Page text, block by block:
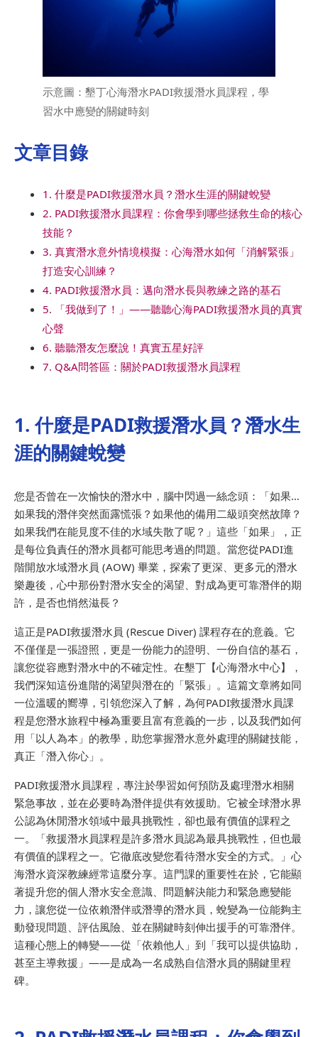
示意圖：墾丁心海潛水PADI救援潛水員課程，學
習水中應變的關鍵時刻
文章目錄
1. 什麼是PADI救援潛水員？潛水生涯的關鍵蛻變
2. PADI救援潛水員課程：你會學到哪些拯救生命的核心
技能？
3. 真實潛水意外情境模擬：心海潛水如何「消解緊張」
打造安心訓練？
4. PADI救援潛水員：邁向潛水長與教練之路的基石
5. 「我做到了！」——聽聽心海PADI救援潛水員的真實
心聲
6. 聽聽潛友怎麼說！真實五星好評
7. Q&A問答區：關於PADI救援潛水員課程
1. 什麼是PADI救援潛水員？潛水生
涯的關鍵蛻變
您是否曾在一次愉快的潛水中，腦中閃過一絲念頭：「如果…
如果我的潛伴突然面露慌張？如果他的備用二級頭突然故障？
如果我們在能見度不佳的水域失散了呢？」這些「如果」，正
是每位負責任的潛水員都可能思考過的問題。當您從PADI進
階開放水域潛水員 (AOW) 畢業，探索了更深、更多元的潛水
樂趣後，心中那份對潛水安全的渴望、對成為更可靠潛伴的期
許，是否也悄然滋長？
這正是PADI救援潛水員 (Rescue Diver) 課程存在的意義。它
不僅僅是一張證照，更是一份能力的證明、一份自信的基石，
讓您從容應對潛水中的不確定性。在墾丁【心海潛水中心】，
我們深知這份進階的渴望與潛在的「緊張」。這篇文章將如同
一位溫暖的嚮導，引領您深入了解，為何PADI救援潛水員課
程是您潛水旅程中極為重要且富有意義的一步，以及我們如何
用「以人為本」的教學，助您掌握潛水意外處理的關鍵技能，
真正「潛入你心」。
PADI救援潛水員課程，專注於學習如何預防及處理潛水相關
緊急事故，並在必要時為潛伴提供有效援助。它被全球潛水界
公認為休閒潛水領域中最具挑戰性，卻也最有價值的課程之
一。「救援潛水員課程是許多潛水員認為最具挑戰性，但也最
有價值的課程之一。它徹底改變您看待潛水安全的方式。」心
海潛水資深教練經常這麼分享。這門課的重要性在於，它能顯
著提升您的個人潛水安全意識、問題解決能力和緊急應變能
力，讓您從一位依賴潛伴或潛導的潛水員，蛻變為一位能夠主
動發現問題、評估風險、並在關鍵時刻伸出援手的可靠潛伴。
這種心態上的轉變——從「依賴他人」到「我可以提供協助，
甚至主導救援」——是成為一名成熟自信潛水員的關鍵里程
碑。